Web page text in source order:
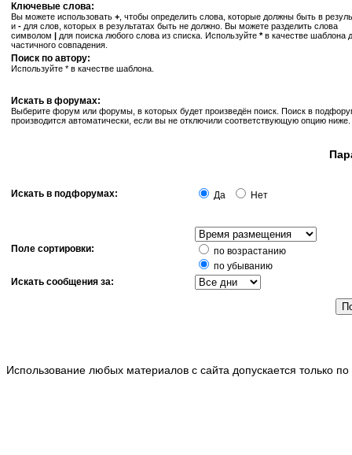
Ключевые слова:
Вы можете использовать + , чтобы определить слова, которые должны быть в
и - для слов, которых в результатах быть не должно. Вы можете разделить слова
символом | для поиска любого слова из списка. Используйте *в качестве шаблона
частичного совпадения.
Поиск по автору:
Используйте * в качестве шаблона.
Искать в форумах:
Выберите форум или форумы, в которых будет произведён поиск. Поиск в
производится автоматически, если вы не отключили соответствующую опцию ниже.
Искать в подфорумах: Да Нет
Поле сортировки:
по возрастанию
по убыванию
Искать сообщения за:
Использование любых материалов с сайта допускается только